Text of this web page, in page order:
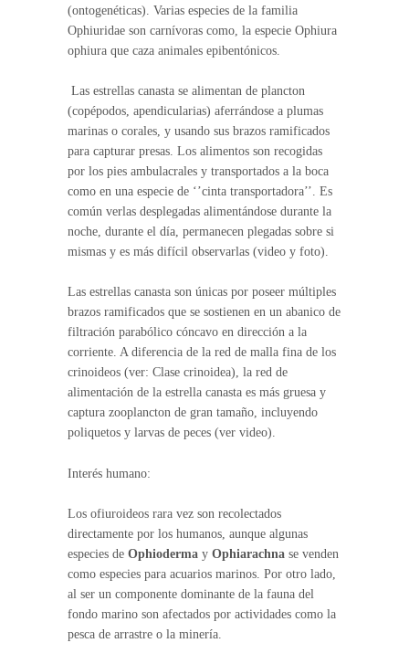
(ontogenéticas). Varias especies de la familia
Ophiuridae son carnívoras como, la especie Ophiura
ophiura que caza animales epibentónicos.
Las estrellas canasta se alimentan de plancton
(copépodos, apendicularias) aferrándose a plumas
marinas o corales, y usando sus brazos ramificados
para capturar presas. Los alimentos son recogidas
por los pies ambulacrales y transportados a la boca
como en una especie de ‘’cinta transportadora’’. Es
común verlas desplegadas alimentándose durante la
noche, durante el día, permanecen plegadas sobre si
mismas y es más difícil observarlas (video y foto).
Las estrellas canasta son únicas por poseer múltiples
brazos ramificados que se sostienen en un abanico de
filtración parabólico cóncavo en dirección a la
corriente. A diferencia de la red de malla fina de los
crinoideos (ver: Clase crinoidea), la red de
alimentación de la estrella canasta es más gruesa y
captura zooplancton de gran tamaño, incluyendo
poliquetos y larvas de peces (ver video).
Interés humano:
Los ofiuroideos rara vez son recolectados
directamente por los humanos, aunque algunas
especies de Ophioderma y Ophiarachna se venden
como especies para acuarios marinos. Por otro lado,
al ser un componente dominante de la fauna del
fondo marino son afectados por actividades como la
pesca de arrastre o la minería.